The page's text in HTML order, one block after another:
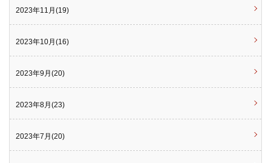
2023年11月(19)
2023年10月(16)
2023年9月(20)
2023年8月(23)
2023年7月(20)